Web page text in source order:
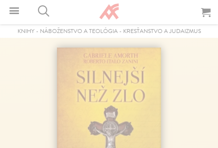
KNIHY- NÁBOŽENSTVO A TEOLÓGIA- KRESŤANSTVO A JUDAIZMUS